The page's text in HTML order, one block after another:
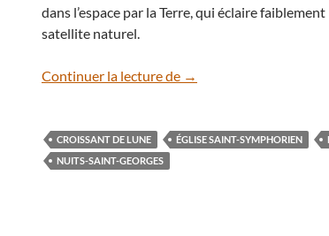
dans l’espace par la Terre, qui éclaire
satellite naturel.
Continuer la lecture de Le clocher sous la
→
CROISSANT DE LUNE ÉGLISE SAINT-SYMPHORIEN
NUITS-SAINT-GEORGES